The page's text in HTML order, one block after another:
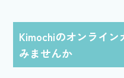
Kimochiのオンライ
みませんか